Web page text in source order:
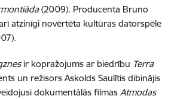
(2009). Producenta Bruno
atzinīgi novērtēta kultūras datorspēle
ir kopražojums ar biedrību Terra
un režisors Askolds Saulītis dibinājis
dokumentālās filmas Atmodas